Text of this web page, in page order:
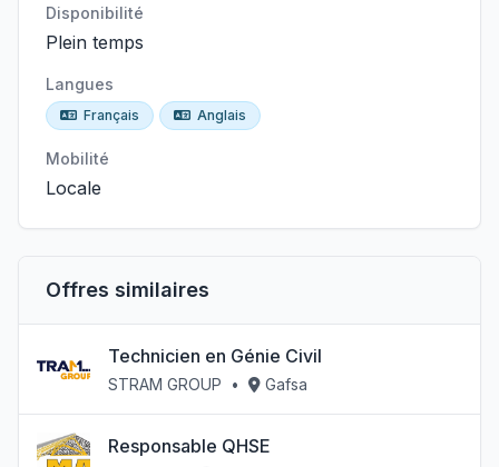
Disponibilité
Plein temps
Langues
Français Anglais
Mobilité
Locale
Offres similaires
Technicien en Génie Civil
STRAM GROUP • Gafsa
Responsable QHSE